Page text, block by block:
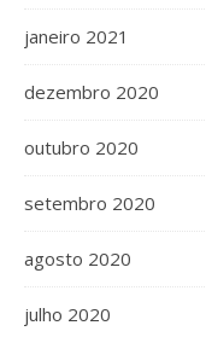
janeiro 2021
dezembro 2020
outubro 2020
setembro 2020
agosto 2020
julho 2020